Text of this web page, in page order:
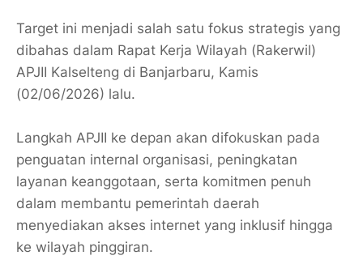
Target ini menjadi salah satu fokus strategis yang
dibahas dalam Rapat Kerja Wilayah (Rakerwil)
APJII Kalselteng di Banjarbaru, Kamis
(02/06/2026) lalu.
​Langkah APJII ke depan akan difokuskan pada
penguatan internal organisasi, peningkatan
layanan keanggotaan, serta komitmen penuh
dalam membantu pemerintah daerah
menyediakan akses internet yang inklusif hingga
ke wilayah pinggiran.